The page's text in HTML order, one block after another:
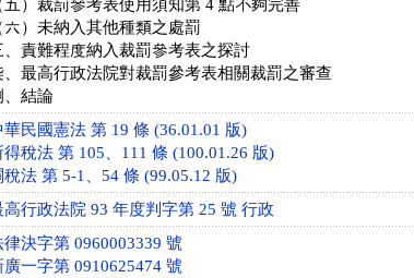
五）裁罰參考表使用須知第 4 點不夠完善
六）未納入其他種類之處罰
、責難程度納入裁罰參考表之探討
、最高行政法院對裁罰參考表相關裁罰之審查
、結論
華民國憲法 第 19 條 (36.01.01 版)
得稅法 第 105、111 條 (100.01.26 版)
稅法 第 5-1、54 條 (99.05.12 版)
高行政法院 93 年度判字第 25 號 行政
律決字第 0960003339 號
廣一字第 0910625474 號